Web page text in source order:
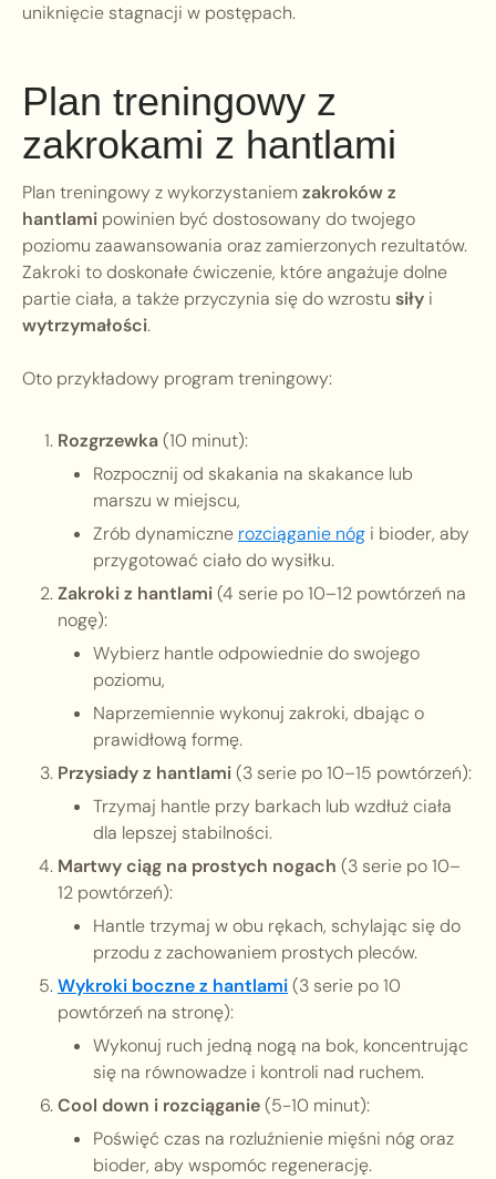
uniknięcie stagnacji w postępach.
Plan treningowy z
zakrokami z hantlami
Plan treningowy z wykorzystaniem zakroków z
hantlami powinien być dostosowany do twojego
poziomu zaawansowania oraz zamierzonych rezultatów.
Zakroki to doskonałe ćwiczenie, które angażuje dolne
partie ciała, a także przyczynia się do wzrostu siły i
wytrzymałości.
Oto przykładowy program treningowy:
Rozgrzewka(10 minut):
Rozpocznij od skakania na skakance lub
marszu w miejscu,
Zrób dynamiczne rozciąganie nóg i bioder, aby
przygotować ciało do wysiłku.
Zakroki z hantlami(4 serie po 10–12 powtórzeń na
nogę):
Wybierz hantle odpowiednie do swojego
poziomu,
Naprzemiennie wykonuj zakroki, dbając o
prawidłową formę.
Przysiady z hantlami(3 serie po 10–15 powtórzeń):
Trzymaj hantle przy barkach lub wzdłuż ciała
dla lepszej stabilności.
Martwy ciąg na prostych nogach (3 serie po 10–
12 powtórzeń):
Hantle trzymaj w obu rękach, schylając się do
przodu z zachowaniem prostych pleców.
Wykroki boczne z hantlami(3 serie po 10
powtórzeń na stronę):
Wykonuj ruch jedną nogą na bok, koncentrując
się na równowadze i kontroli nad ruchem.
Cool down i rozciąganie(5-10 minut):
Poświęć czas na rozluźnienie mięśni nóg oraz
bioder, aby wspomóc regenerację.